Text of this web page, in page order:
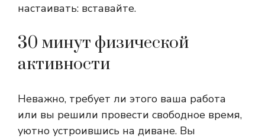
настаивать: вставайте.
30 минут физической
активности
Неважно, требует ли этого ваша работа
или вы решили провести свободное время,
уютно устроившись на диване. Вы